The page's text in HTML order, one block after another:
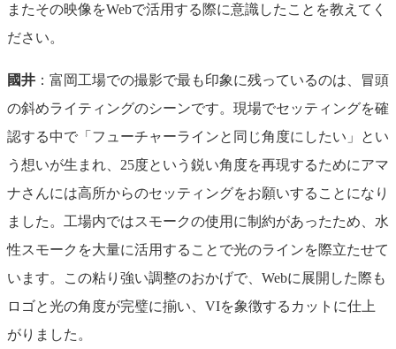
またその映像をWebで活用する際に意識したことを教えてく
ださい。
國井 ：富岡工場での撮影で最も印象に残っているのは、冒頭
の斜めライティングのシーンです。現場でセッティングを確
認する中で「フューチャーラインと同じ角度にしたい」とい
う想いが生まれ、25度という鋭い角度を再現するためにアマ
ナさんには高所からのセッティングをお願いすることになり
ました。工場内ではスモークの使用に制約があったため、水
性スモークを大量に活用することで光のラインを際立たせて
います。この粘り強い調整のおかげで、Webに展開した際も
ロゴと光の角度が完璧に揃い、VIを象徴するカットに仕上
がりました。